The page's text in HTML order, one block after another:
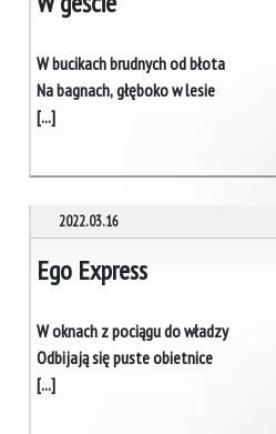
W bucikach brudnych od błota
Na bagnach, głęboko w lesie
[...]
2022.03.16
Ego Express
W oknach z pociągu do władzy
Odbijają się puste obietnice
[...]